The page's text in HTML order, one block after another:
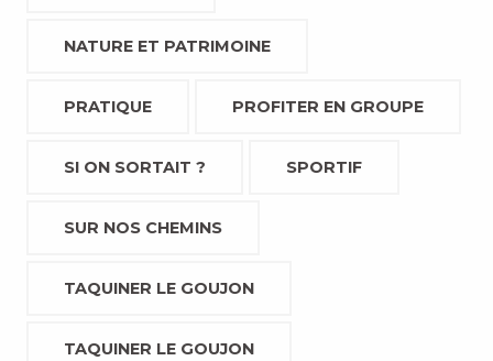
NATURE ET PATRIMOINE
PRATIQUE PROFITER EN GROUPE
SI ON SORTAIT ? SPORTIF
SUR NOS CHEMINS
TAQUINER LE GOUJON
TAQUINER LE GOUJON